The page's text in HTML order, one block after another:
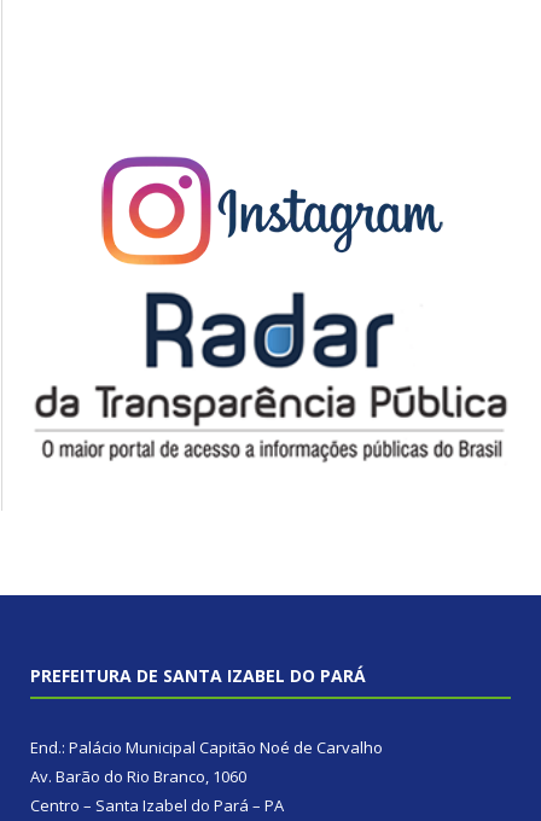
PREFEITURA DE SANTA IZABEL DO PARÁ
End.: Palácio Municipal Capitão Noé de Carvalho
Av. Barão do Rio Branco, 1060
Centro – Santa Izabel do Pará – PA